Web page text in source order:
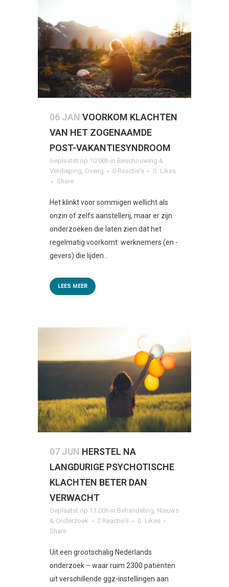
06 JAN VOORKOM KLACHTEN
VAN HET ZOGENAAMDE
POST-VAKANTIESYNDROOM
Geplaatst op 10:00h in Beschouwing &
Verdieping, Overig 0 Reactie's 0 Likes
Share
Het klinkt voor sommigen wellicht als
onzin of zelfs aanstellerij, maar er zijn
onderzoeken die laten zien dat het
regelmatig voorkomt: werknemers (en -
gevers) die lijden...
LEES MEER
07 JUN HERSTEL NA
LANGDURIGE PSYCHOTISCHE
KLACHTEN BETER DAN
VERWACHT
Geplaatst op 11:00h in Behandeling Nieuws
& Onderzoek
2 Reactie's 0 Likes
Share
Uit een grootschalig Nederlands
onderzoek – waar ruim 2300 patiënten
uit verschillende ggz-instellingen aan